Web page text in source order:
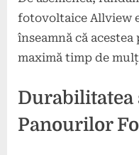
fotovoltaice Allview
înseamnă că
maximă timp de
Durabilitatea
Panourilor